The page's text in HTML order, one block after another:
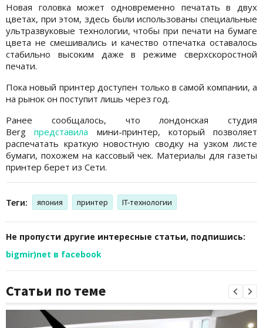
Новая головка может одновременно печатать в двух
цветах, при этом, здесь были использованы специальные
ультразвуковые технологии, чтобы при печати на бумаге
цвета не смешивались и качество отпечатка оставалось
стабильно высоким даже в режиме сверхскоростной
печати.
Пока новый принтер доступен только в самой компании, а
на рынок он поступит лишь через год.
Ранее сообщалось, что лондонская студия
Bergпредставила мини-принтер, который позволяет
распечатать краткую новостную сводку на узком листе
бумаги, похожем на кассовый чек. Материалы для газеты
принтер берет из Сети.
Теги: япония принтер IT-технологии
Не пропусти другие интересные статьи, подпишись:
bigmir)net в facebook
Статьи по теме